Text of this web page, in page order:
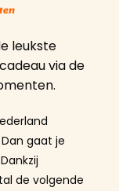
leukste
via de
gaat je
de volgende